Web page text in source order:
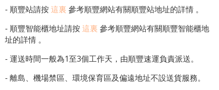
- 順豐站請按這裏 參考順豐網站有關順豐站地址的詳情 。
- 順豐智能櫃地址請按這裏 參考順豐網站有關順豐智能櫃地
址的詳情 。
- 運送時間一般為1至3個工作天，由順豐速運負責派送。
- 離島、機場禁區、環境保育區及偏遠地址不設送貨服務。